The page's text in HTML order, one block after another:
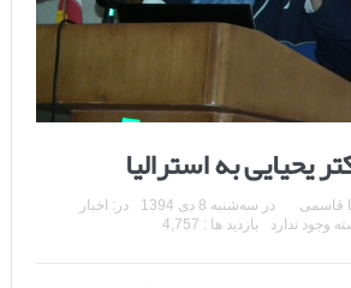
یحیایی به استرالیا
قاسمی در سه‌شنبه 8 دی 1394 در: اخبار
وجود ندارد
بازدید ها : 4,757